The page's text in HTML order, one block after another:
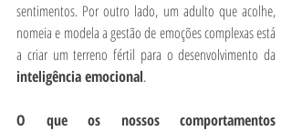
sentimentos. Por outro lado, um adulto que acolhe,
nomeia e modela a gestão de emoções complexas está
inteligência emocional.
O que os nossos comportamentos